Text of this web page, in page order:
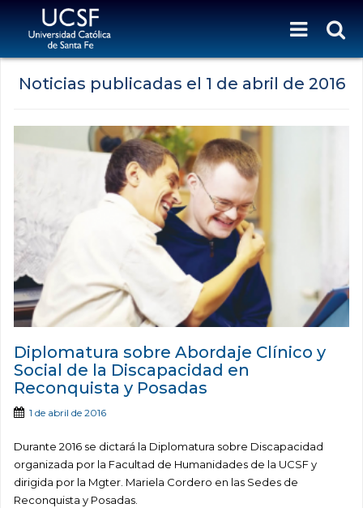
Noticias publicadas el 1 de abril de 2016
Diplomatura sobre Abordaje Clínico y
Social de la Discapacidad en
Reconquista y Posadas
1 de abril de 2016
Durante 2016 se dictará la Diplomatura sobre Discapacidad
organizada por la Facultad de Humanidades de la UCSF y
dirigida por la Mgter. Mariela Cordero en las Sedes de
Reconquista y Posadas.